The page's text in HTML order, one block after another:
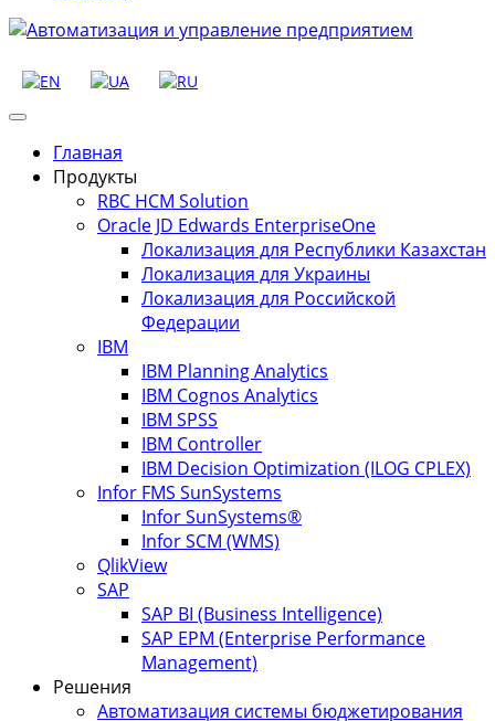
Главная
Продукты
RBC HCM Solution
Oracle JD Edwards EnterpriseOne
Локализация для Республики Казахстан
Локализация для Украины
Локализация для Российской
Федерации
IBM
IBM Planning Analytics
IBM Cognos Analytics
IBM SPSS
IBM Controller
IBM Decision Optimization (ILOG CPLEX)
Infor FMS SunSystems
Infor SunSystems®
Infor SCM (WMS)
QlikView
SAP
SAP BI (Business Intelligence)
SAP EPM (Enterprise Performance
Management)
Решения
Автоматизация системы бюджетирования